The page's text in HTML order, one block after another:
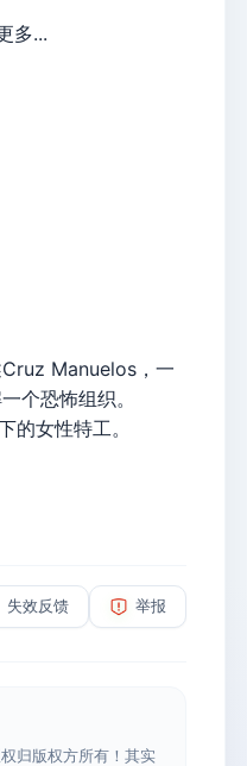
多...
Manuelos，一
个恐怖组织。
女性特工。
失效反馈 举报
归版权方所有！其实